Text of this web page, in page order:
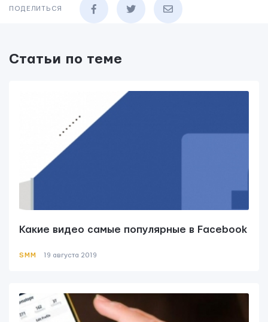
ПОДЕЛИТЬСЯ
Статьи по теме
Какие видео самые популярные в Facebook
SMM 19 августа 2019